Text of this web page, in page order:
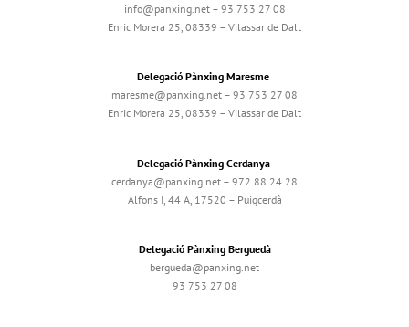
info@panxing.net – 93 753 27 08
Enric Morera 25, 08339 – Vilassar de Dalt
Delegació Pànxing Maresme
maresme@panxing.net – 93 753 27 08
Enric Morera 25, 08339 – Vilassar de Dalt
Delegació Pànxing Cerdanya
cerdanya@panxing.net – 972 88 24 28
Alfons I, 44 A, 17520 – Puigcerdà
Delegació Pànxing Berguedà
bergueda@panxing.net
93 753 27 08